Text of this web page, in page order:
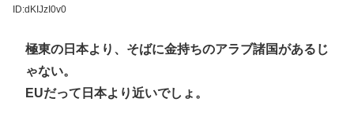
ID:dKIJzI0v0
極東の日本より、そばに金持ちのアラブ諸国があるじ
ゃない。
EUだって日本より近いでしょ。